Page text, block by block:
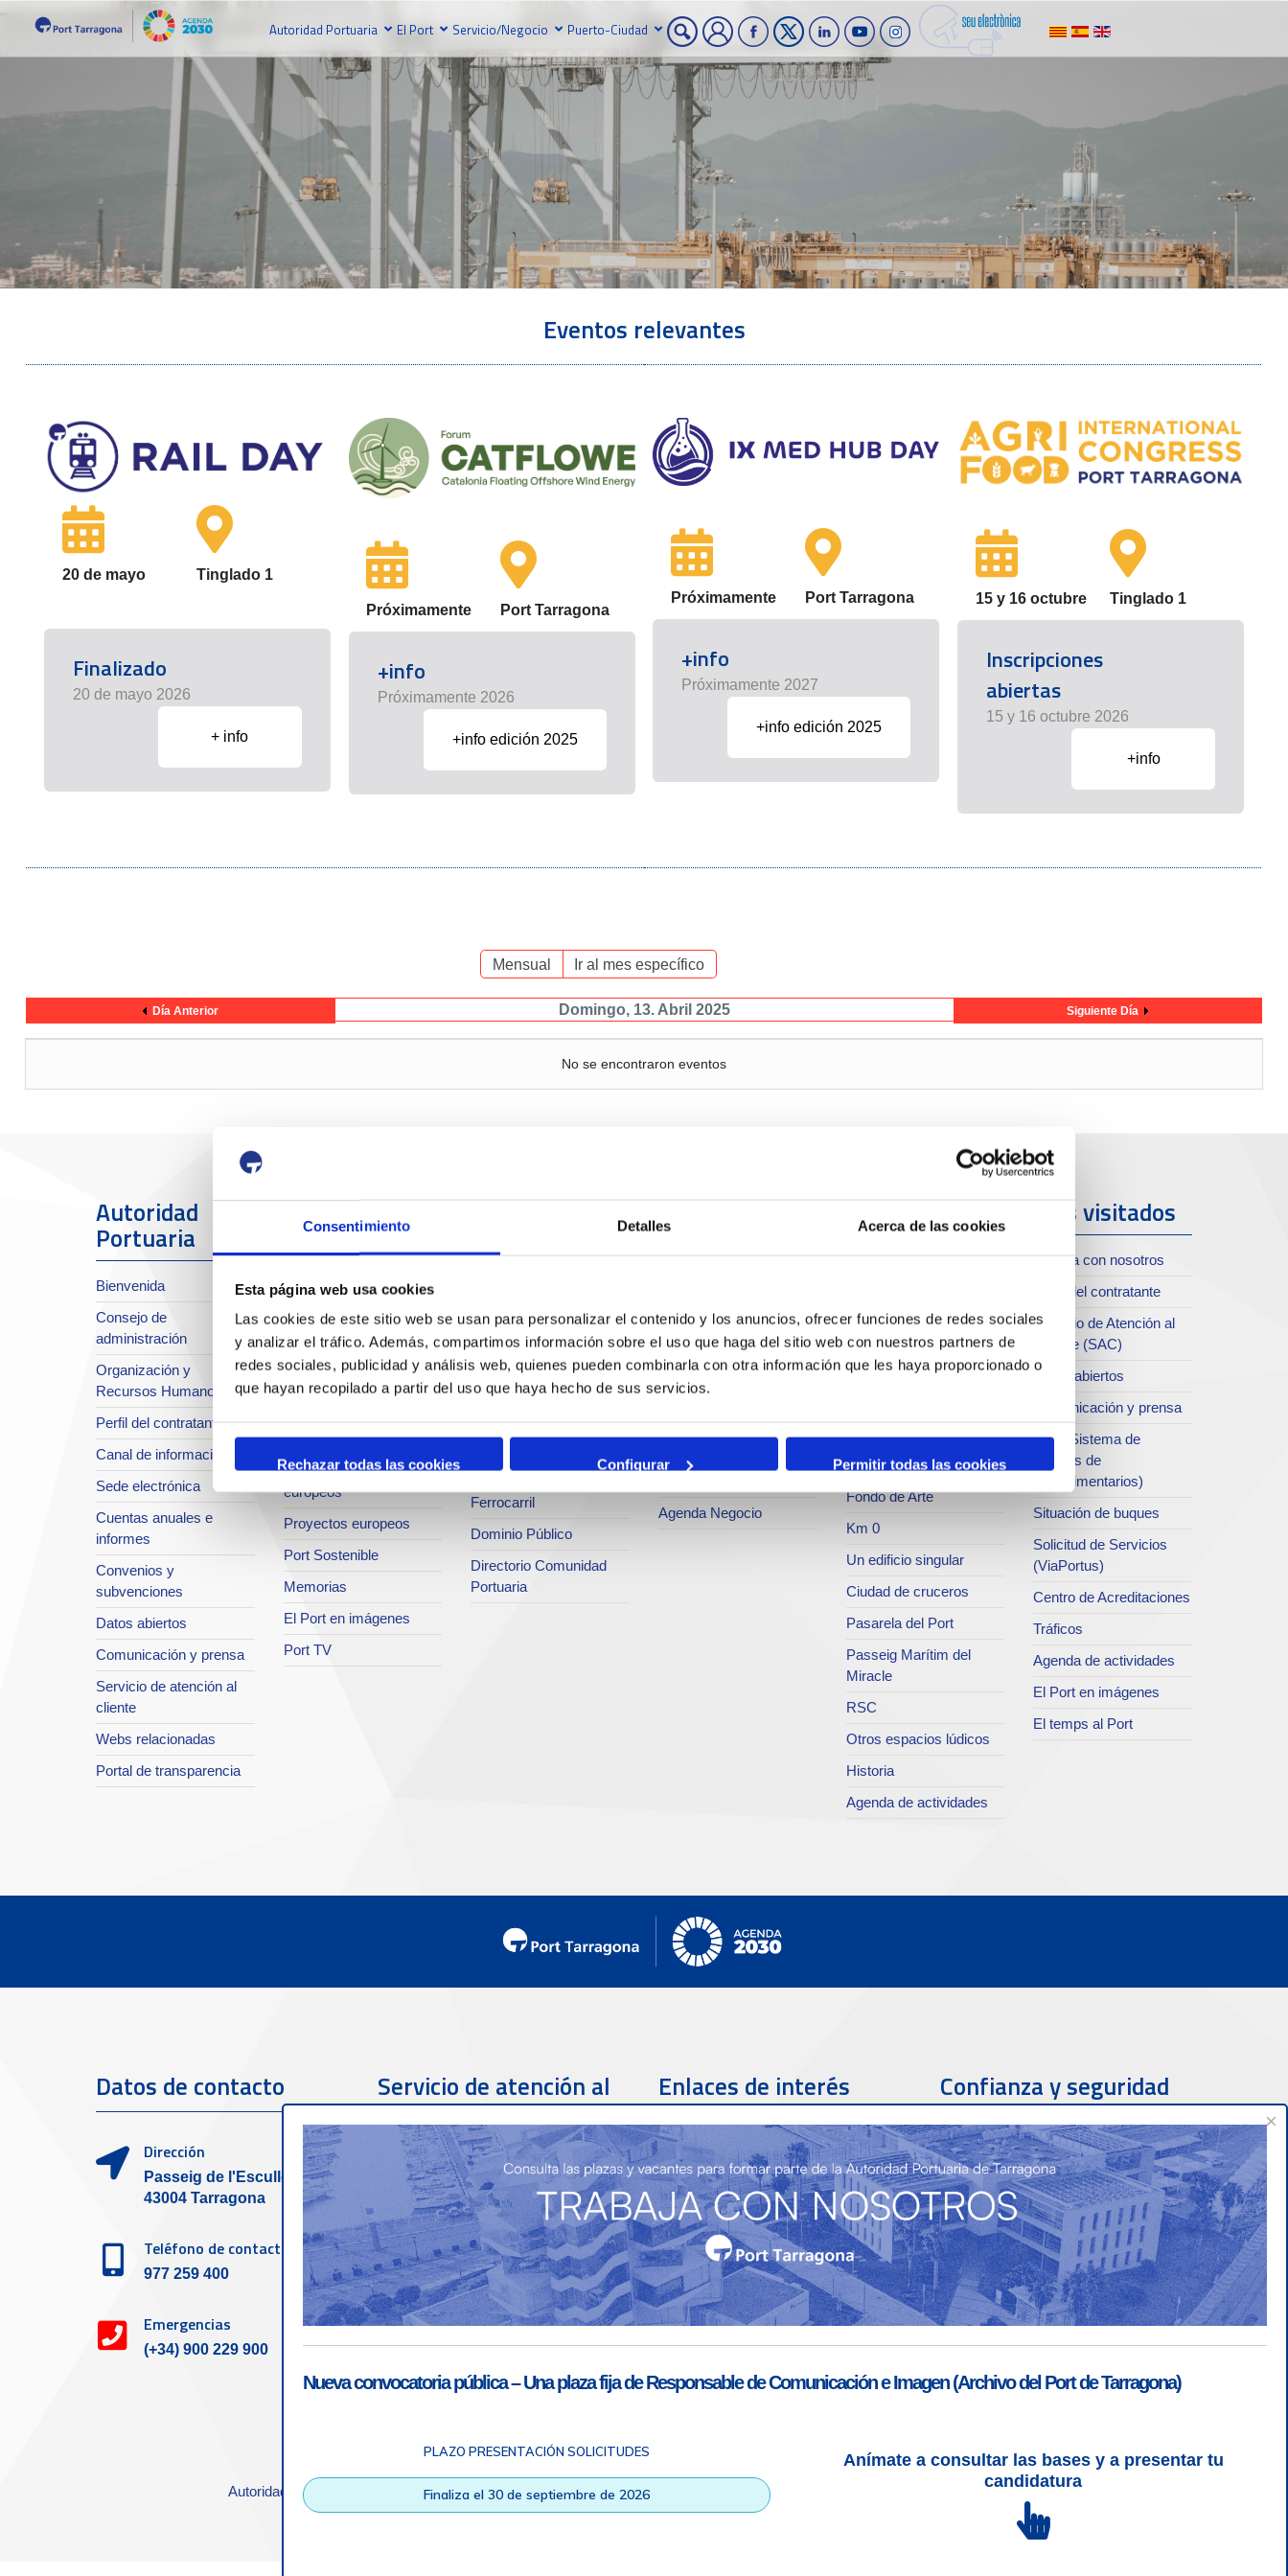
Consentimiento Detalles Acerca de las cookies
Esta página web usa cookies
Las cookies de este sitio web se usan para personalizar el contenido y los anuncios, ofrecer funciones de redes sociales
y analizar el tráfico. Además, compartimos información sobre el uso que haga del sitio web con nuestros partners de
redes sociales, publicidad y análisis web, quienes pueden combinarla con otra información que les haya proporcionado o
que hayan recopilado a partir del uso que haya hecho de sus servicios.
Rechazar todas las cookies Configurar Permitir todas las cookies
Autoridad Portuaria El Port Servicio/Negocio Puerto-Ciudad
Eventos relevantes
20 de mayo Tinglado 1
Finalizado
20 de mayo 2026
+ info
Próximamente Port Tarragona
+info
Próximamente 2026
+info edición 2025
Próximamente Port Tarragona
+info
Próximamente 2027
+info edición 2025
15 y 16 octubre Tinglado 1
Inscripciones
abiertas
15 y 16 octubre 2026
+info
Mensual Ir al mes específico
Día Anterior Domingo, 13. Abril 2025 Siguiente Día
No se encontraron eventos
Autoridad
Portuaria
Bienvenida
Consejo de
administración
Organización y
Recursos Humanos
Perfil del contratante
Canal de información
Sede electrónica
Cuentas anuales e
informes
Convenios y
subvenciones
Datos abiertos
Comunicación y prensa
Servicio de atención al
cliente
Webs relacionadas
Portal de transparencia
El Puerto
Sobre el Port
Situación y accesos
Planificación estratégica
desarrollo
Sistema de Calidad
Innovación y proyectos
europeos
Proyectos europeos
Port Sostenible
Memorias
El Port en imágenes
Port TV
Servicios
Operaciones y servicios
Bunkering
Servicios comerciales
Solicitud de Servicios
Centro de Acreditaciones
Faros y balizas
Ferrocarril
Dominio Público
Directorio Comunidad
Portuaria
Negocio
Tráficos
SEA - (Sistema de
entregas de
agroalimentarios)
Terminales
Intermodalidad
Zona de Actividades
Agenda Negocio
Puerto y
ciudad
Archivo del Port
Servicio de
publicaciones
Museo del Port
Teatret del Serrallo
Fondo de Arte
Km 0
Un edificio singular
Ciudad de cruceros
Pasarela del Port
Passeig Marítim del
Miracle
RSC
Otros espacios lúdicos
Historia
Agenda de actividades
Más visitados
Trabaja con nosotros
Perfil del contratante
Servicio de Atención al
Clliente (SAC)
Datos abiertos
Comunicación y prensa
SEA (Sistema de
Entrgas de
Agroalimentarios)
Situación de buques
Solicitud de Servicios
(ViaPortus)
Centro de Acreditaciones
Tráficos
Agenda de actividades
El Port en imágenes
El temps al Port
Datos de contacto
Dirección
Passeig de l'Escullera s/n,
43004 Tarragona
Teléfono de contacto
977 259 400
Emergencias
(+34) 900 229 900
Servicio de atención al
cliente
Teléfono de contacto
977 259 462
Email de contacto
sac@porttarragona.cat
Información SAC
Enlaces de interés
Partners
Confianza y seguridad
Accesibilidad| Nota legal| Info RGPD| Información de grabación telefónica |SGSI|Login
Autoridad Portuaria de Tarragona © Todos los derechos reservados | Diseño Web Responsive | HTML 5 | CSS 3 | WCAG 2 y WW3C
×
Nueva convocatoria pública – Una plaza fija de Responsable de Comunicación e Imagen (Archivo del Port de Tarragona)
PLAZO PRESENTACIÓN SOLICITUDES
Finaliza el 30 de septiembre de 2026
Anímate a consultar las bases y a presentar tu
candidatura